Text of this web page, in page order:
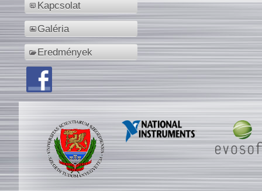
Kapcsolat
Galéria
Eredmények